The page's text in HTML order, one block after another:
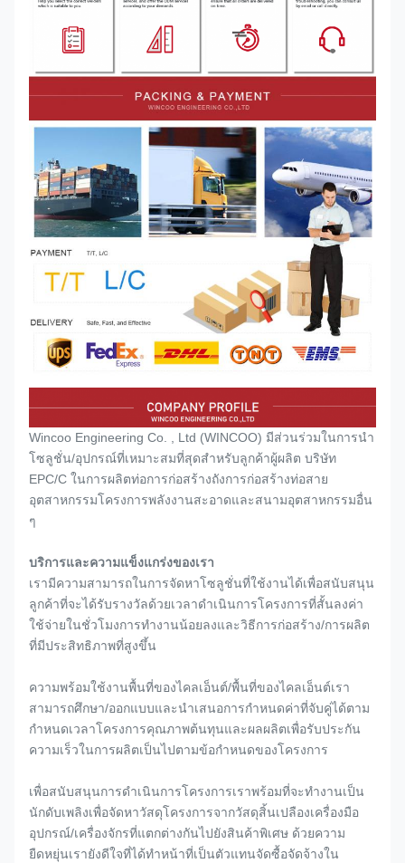
Wincoo Engineering Co. , Ltd (WINCOO) มีส่วนร่วมในการนำ
โซลูชั่น/อุปกรณ์ที่เหมาะสมที่สุดสำหรับลูกค้าผู้ผลิต บริษัท
EPC/C ในการผลิตท่อการก่อสร้างถังการก่อสร้างท่อสาย
อุตสาหกรรมโครงการพลังงานสะอาดและสนามอุตสาหกรรมอื่น
ๆ
บริการและความแข็งแกร่งของเรา
เรามีความสามารถในการจัดหาโซลูชั่นที่ใช้งานได้เพื่อสนับสนุน
ลูกค้าที่จะได้รับรางวัลด้วยเวลาดำเนินการโครงการที่สั้นลงค่า
ใช้จ่ายในชั่วโมงการทำงานน้อยลงและวิธีการก่อสร้าง/การผลิต
ที่มีประสิทธิภาพที่สูงขึ้น
ความพร้อมใช้งานพื้นที่ของไคลเอ็นต์/พื้นที่ของไคลเอ็นต์เรา
สามารถศึกษา/ออกแบบและนำเสนอการกำหนดค่าที่จับคู่ได้ตาม
กำหนดเวลาโครงการคุณภาพต้นทุนและผลผลิตเพื่อรับประกัน
ความเร็วในการผลิตเป็นไปตามข้อกำหนดของโครงการ
เพื่อสนับสนุนการดำเนินการโครงการเราพร้อมที่จะทำงานเป็น
นักดับเพลิงเพื่อจัดหาวัสดุโครงการจากวัสดุสิ้นเปลืองเครื่องมือ
อุปกรณ์/เครื่องจักรที่แตกต่างกันไปยังสินค้าพิเศษ ด้วยความ
ยืดหยุ่นเรายังดีใจที่ได้ทำหน้าที่เป็นตัวแทนจัดซื้อจัดจ้างใน